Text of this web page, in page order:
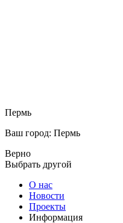
Пермь
Ваш город: Пермь
Верно
Выбрать другой
О нас
Новости
Проекты
Информация